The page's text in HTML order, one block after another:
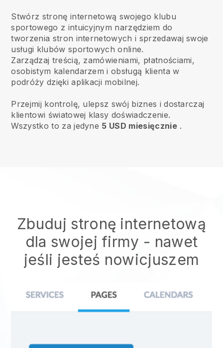
Stwórz stronę internetową swojego klubu
sportowego z intuicyjnym narzędziem do
tworzenia stron internetowych i sprzedawaj swoje
usługi klubów sportowych online.
Zarządzaj treścią, zamówieniami, płatnościami,
osobistym kalendarzem i obsługą klienta w
podróży dzięki aplikacji mobilnej.
Przejmij kontrolę, ulepsz swój biznes i dostarczaj
klientowi światowej klasy doświadczenie.
Wszystko to za jedyne 5 USD miesięcznie.
Zbuduj stronę internetową
dla swojej firmy - nawet
jeśli jesteś nowicjuszem